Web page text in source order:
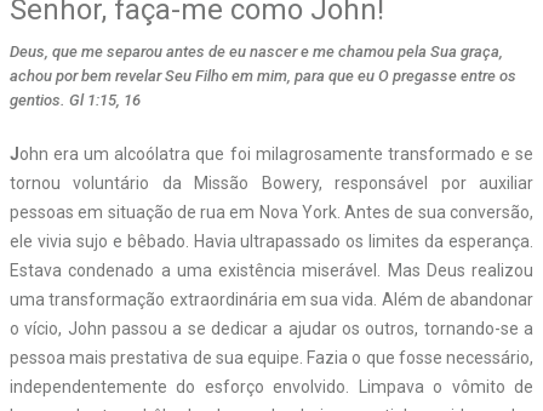
Senhor, faça-me como John!
Deus, que me separou antes de eu nascer e me chamou pela Sua graça,
achou por bem revelar Seu Filho em mim, para que eu O pregasse entre os
gentios. Gl 1:15, 16
John era um alcoólatra que foi milagrosamente transformado e se
tornou voluntário da Missão Bowery, responsável por auxiliar
pessoas em situação de rua em Nova York. Antes de sua conversão,
ele vivia sujo e bêbado. Havia ultrapassado os limites da esperança.
Estava condenado a uma existência miserável. Mas Deus realizou
uma transformação extraordinária em sua vida. Além de abandonar
o vício, John passou a se dedicar a ajudar os outros, tornando-se a
pessoa mais prestativa de sua equipe. Fazia o que fosse necessário,
independentemente do esforço envolvido. Limpava o vômito de